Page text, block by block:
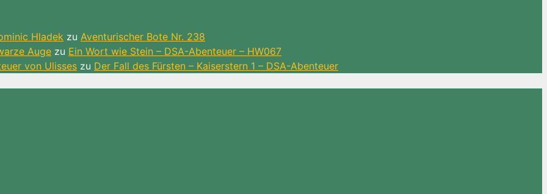
Hladek zu Aventurischer Bote Nr. 238
Auge zu Ein Wort wie Stein – DSA-Abenteuer – HW067
von Ulisses zu Der Fall des Fürsten – Kaiserstern 1 – DSA-Abenteuer